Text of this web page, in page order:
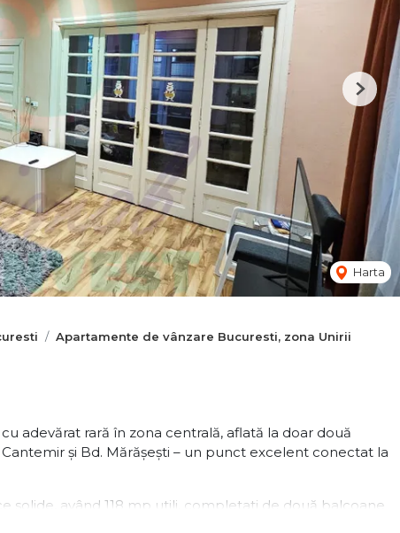
Harta
Next
Apartamente de vânzare Bucuresti, zona Unirii
adevărat rară în zona centrală, aflată la doar două
și Bd. Mărășești – un punct excelent conectat la
solide, având 118 mp utili, completati de două balcoane
luminoase și compartimentarea amplă aduc acel farmec